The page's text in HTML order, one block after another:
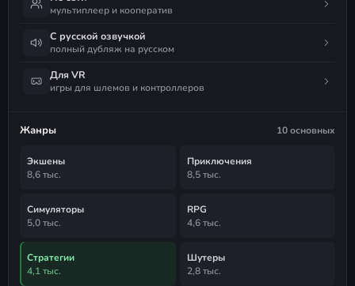
мультиплеер и кооператив
С русской озвучкой
полный дубляж на русском
Для VR
игры для шлемов и контроллеров
Жанры 10 основных
Экшены
8,6 тыс.
Приключения
8,5 тыс.
Симуляторы
5,0 тыс.
RPG
4,6 тыс.
Стратегии
4,1 тыс.
Шутеры
2,8 тыс.